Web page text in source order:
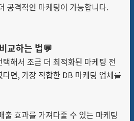
공격적인 마케팅이 가능합니다.
교하는 법💬
해서 조금 더 최적화된 마케팅 전
면, 가장 적합한 DB 마케팅 업체를
출 효과를 가져다줄 수 있는 마케팅